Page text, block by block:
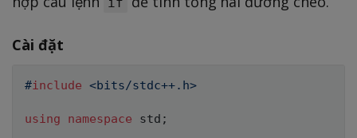
e
\l
n
Cài đặt
#include <bits/stdc++.h>
using namespace std ;